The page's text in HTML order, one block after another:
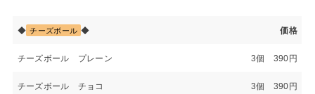
◆ チーズボール ◆ 価格
チーズボール プレーン 3個 390円
チーズボール チョコ 3個 390円